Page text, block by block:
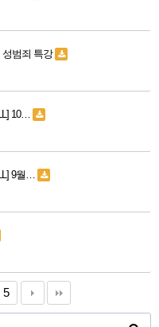
성범죄 특강
10…
9월…
5